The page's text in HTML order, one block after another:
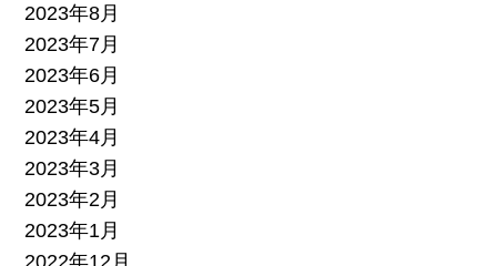
2023年8月
2023年7月
2023年6月
2023年5月
2023年4月
2023年3月
2023年2月
2023年1月